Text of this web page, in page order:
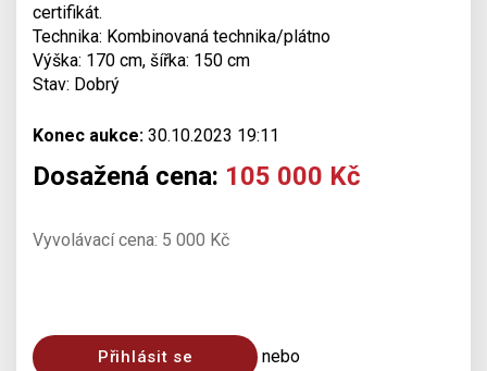
certifikát.
Technika: Kombinovaná technika/plátno
Výška: 170 cm, šířka: 150 cm
Stav: Dobrý
Konec aukce: 30.10.2023 19:11
Dosažená cena: 105 000 Kč
Vyvolávací cena: 5 000 Kč
Přihlásit se nebo